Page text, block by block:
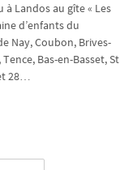
Landos au gîte « Les
d’enfants du
Nay, Coubon, Brives-
Bas-en-Basset, St
28…